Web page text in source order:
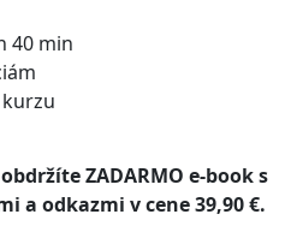
40 min
ZADARMO e-book s
a odkazmi v cene 39,90 €.